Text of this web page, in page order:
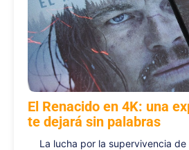
El Renacido en 4K: una
te dejará sin palabras
La lucha por la supervivencia de